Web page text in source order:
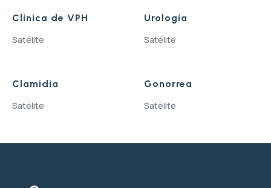
Clínica de VPH
Satélite
Urología
Satélite
Clamidia
Satélite
Gonorrea
Satélite